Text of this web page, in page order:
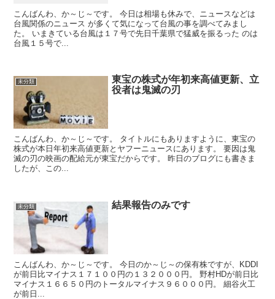
こんばんわ、か～じ～です。 今日は相場も休みで、ニュースなどは
台風関係のニュース が多くて気になって台風の事を調べてみまし
た。 いまきている台風は１７号で先日千葉県で猛威を振るった のは
台風１５号で...
未分類
東宝の株式が年初来高値更新、立
役者は鬼滅の刃
こんばんわ、か～じ～です。 タイトルにもありますように、東宝の
株式が本日年初来高値更新とヤフーニュースにあります。 要因は鬼
滅の刃の映画の配給元が東宝だからです。 昨日のブログにも書きま
したが、この...
未分類 結果報告のみです
こんばんわ、か～じ～です。 今日のか～じ～の保有株ですが、KDDI
が前日比マイナス１７１００円の１３２０００円。 野村HDが前日比
マイナス１６６５０円のトータルマイナス９６０００円。 細谷火工
が前日...